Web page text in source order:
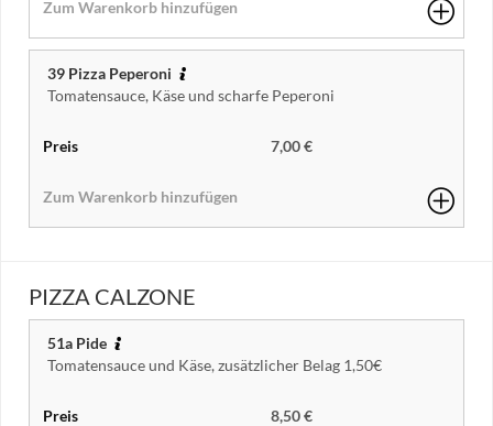
39 Pizza Peperoni
Tomatensauce, Käse und scharfe Peperoni
7,00 €
PIZZA CALZONE
51a Pide
Tomatensauce und Käse, zusätzlicher Belag 1,50€
8,50 €